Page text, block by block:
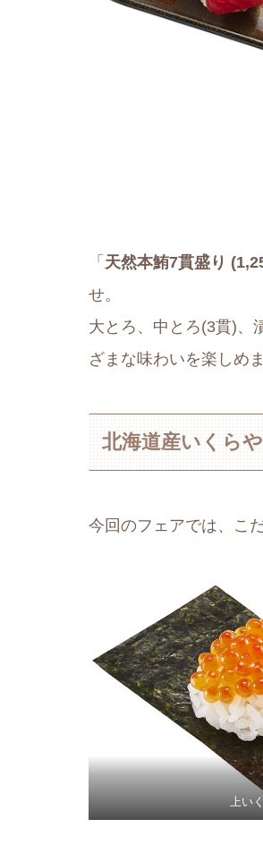
「 天然本鮪7貫盛り
せ。
大とろ、中とろ(3貫)、
ざまな味わいを楽しめま
北海道産いくら
今回のフェアでは、こ
上い